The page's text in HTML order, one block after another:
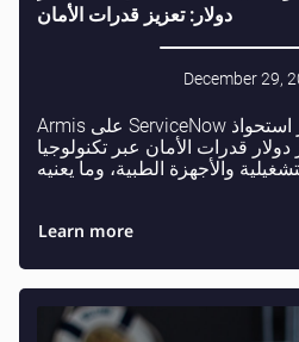
دولار: تعزيز قدرات الأمان
December 29,
استكشف كيف يعزز استحواذ ServiceNow على Armis
مليار دولار قدرات الأمان عبر تكنولوجيا
والأجهزة الطبية، وما يعنيه
Learn more